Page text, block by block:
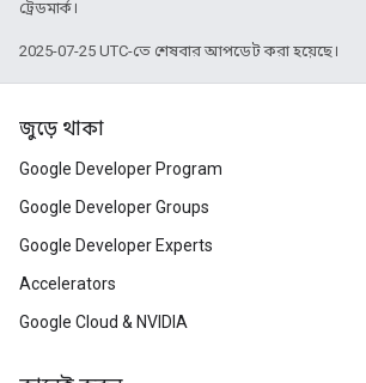
ট্রেডমার্ক।
2025-07-25 UTC-তে শেষবার আপডেট করা হয়েছে।
জুড়ে থাকা
Google Developer Program
Google Developer Groups
Google Developer Experts
Accelerators
Google Cloud & NVIDIA